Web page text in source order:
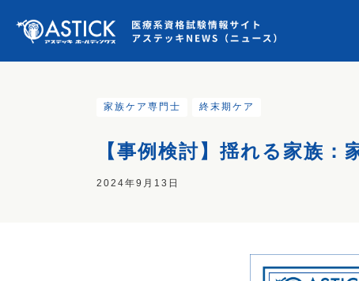
家族ケア専門士 終末期ケア
【事例検討】揺れる家族
2024年9月13日